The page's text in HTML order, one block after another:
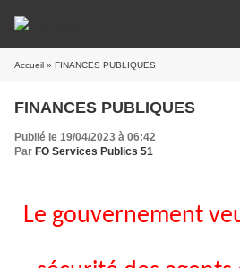
Accueil » FINANCES PUBLIQUES
FINANCES PUBLIQUES
Publié le 19/04/2023 à 06:42
Par FO Services Publics 51
Le gouvernement